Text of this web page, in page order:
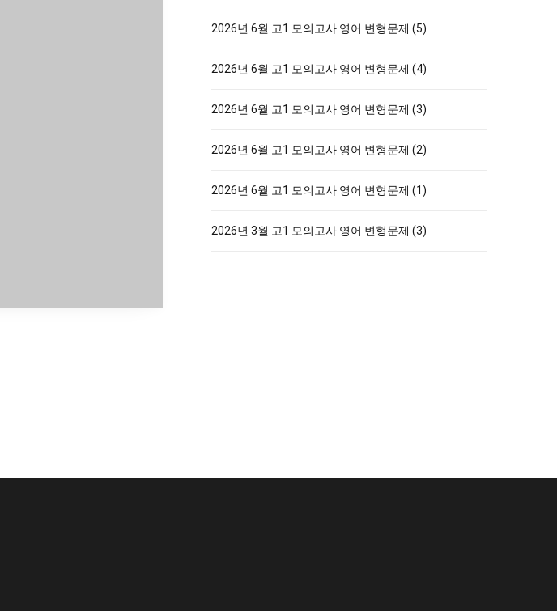
f
r
2026년 6월 고1 모의고사 영어 변형문제 (5)
2026년 6월 고1 모의고사 영어 변형문제 (4)
2026년 6월 고1 모의고사 영어 변형문제 (3)
2026년 6월 고1 모의고사 영어 변형문제 (2)
2026년 6월 고1 모의고사 영어 변형문제 (1)
2026년 3월 고1 모의고사 영어 변형문제 (3)